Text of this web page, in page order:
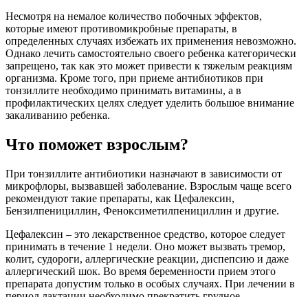
Несмотря на немалое количество побочных эффектов,
которые имеют противомикробные препараты, в
определенных случаях избежать их применения невозможно.
Однако лечить самостоятельно своего ребенка категорически
запрещено, так как это может привести к тяжелым реакциям
организма. Кроме того, при приеме антибиотиков при
тонзиллите необходимо принимать витамины, а в
профилактических целях следует уделить большое внимание
закаливанию ребенка.
Что поможет взрослым?
При тонзиллите антибиотики назначают в зависимости от
микрофлоры, вызвавшей заболевание. Взрослым чаще всего
рекомендуют такие препараты, как Цефалексин,
Бензилпенициллин, Феноксиметилпенициллин и другие.
Цефалексин – это лекарственное средство, которое следует
принимать в течение 1 недели. Оно может вызвать тремор,
колит, судороги, аллергические реакции, диспепсию и даже
аллергический шок. Во время беременности прием этого
препарата допустим только в особых случаях. При лечении в